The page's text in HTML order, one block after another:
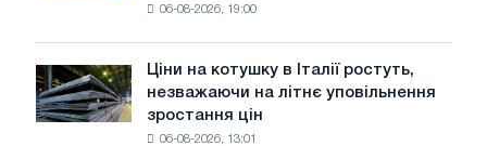
липні
з
максимуму
06-08-2026, 19:00
Ціни
на
котушку
Ціни на котушку в Італії ростуть,
незважаючи на літнє уповільнення
зростання цін
06-08-2026, 13:01